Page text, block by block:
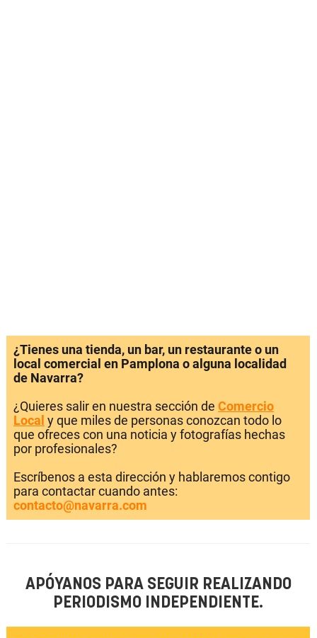
¿Tienes una tienda, un bar, un restaurante o un
local comercial en Pamplona o alguna localidad
de Navarra?
¿Quieres salir en nuestra sección de Comercio
Local y que miles de personas conozcan todo lo
que ofreces con una noticia y fotografías hechas
por profesionales?
Escríbenos a esta dirección y hablaremos contigo
para contactar cuando antes:
contacto@navarra.com
APÓYANOS PARA SEGUIR REALIZANDO
PERIODISMO INDEPENDIENTE.